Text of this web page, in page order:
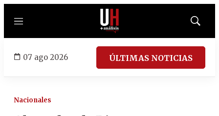
Menú
Mostrar
07 ago 2026 ÚLTIMAS NOTICIAS
Nacionales